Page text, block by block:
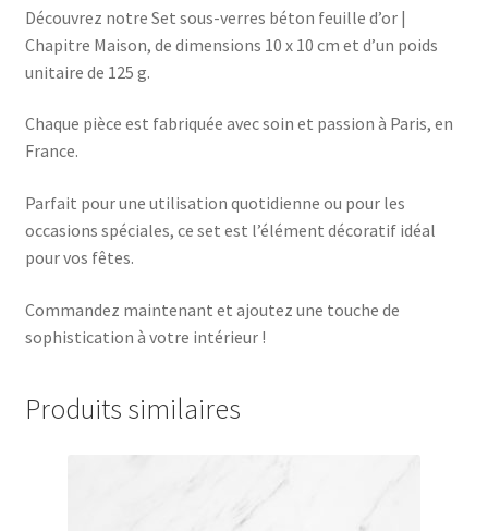
Découvrez notre Set sous-verres béton feuille d’or |
Chapitre Maison, de dimensions 10 x 10 cm et d’un poids
unitaire de 125 g.
Chaque pièce est fabriquée avec soin et passion à Paris, en
France.
Parfait pour une utilisation quotidienne ou pour les
occasions spéciales, ce set est l’élément décoratif idéal
pour vos fêtes.
Commandez maintenant et ajoutez une touche de
sophistication à votre intérieur !
Produits similaires